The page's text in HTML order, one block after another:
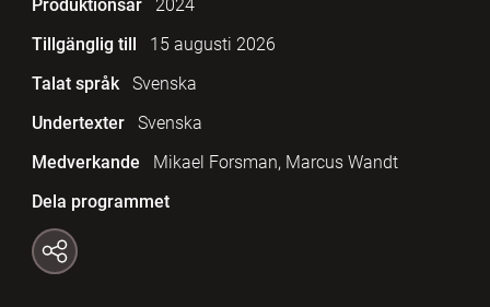
Produktionsår
2024
Tillgänglig till
15 augusti 2026
Talat språk
Svenska
Undertexter
Svenska
Medverkande
Mikael Forsman, Marcus Wandt
Dela programmet